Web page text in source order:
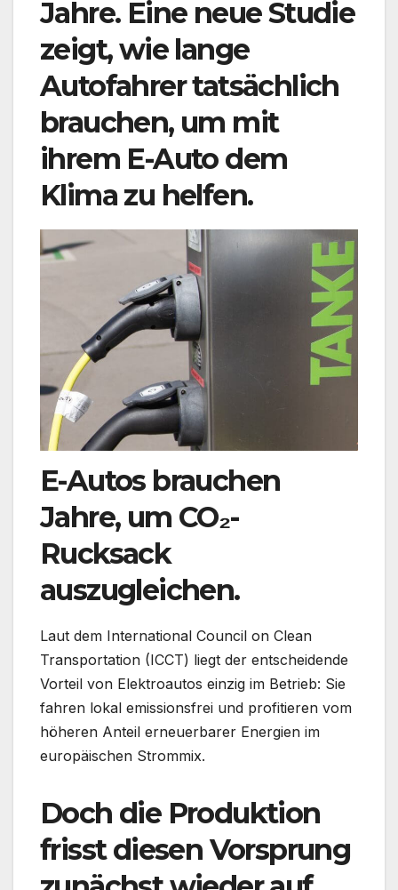
Jahre. Eine neue Studie
zeigt, wie lange
Autofahrer tatsächlich
brauchen, um mit
ihrem E-Auto dem
Klima zu helfen.
E-Autos brauchen
Jahre, um CO₂-
Rucksack
auszugleichen.
Laut dem International Council on Clean
Transportation (ICCT) liegt der entscheidende
Vorteil von Elektroautos einzig im Betrieb: Sie
fahren lokal emissionsfrei und profitieren vom
höheren Anteil erneuerbarer Energien im
europäischen Strommix.
Doch die Produktion
frisst diesen Vorsprung